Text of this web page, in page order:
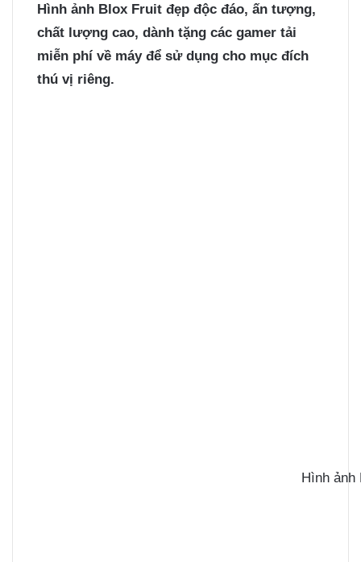
Hình ảnh Blox Fruit đẹp độc đáo, ấn tượng,
chất lượng cao, dành tặng các gamer tải
miễn phí về máy để sử dụng cho mục đích
thú vị riêng.
Hình ảnh